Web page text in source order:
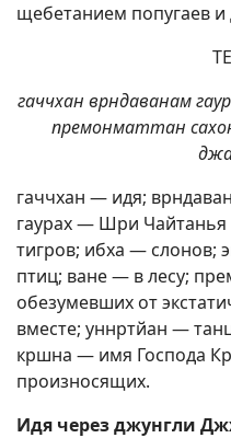
щебетанием попугаев и
гаччхан врндаванам
премонматтан
гаччхан — идя;
гаурах — Шри
тигров; ибха — слонов;
птиц; ване — в лесу;
обезумевших от
вместе; уннртйан —
кршна — имя Господа
произносящих.
Идя через джунгли